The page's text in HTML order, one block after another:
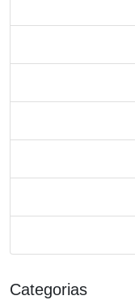
Categorias